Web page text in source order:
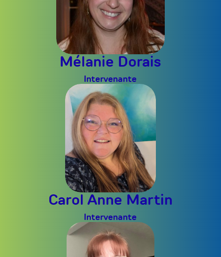
Mélanie Dorais
Intervenante
Carol Anne Martin
Intervenante